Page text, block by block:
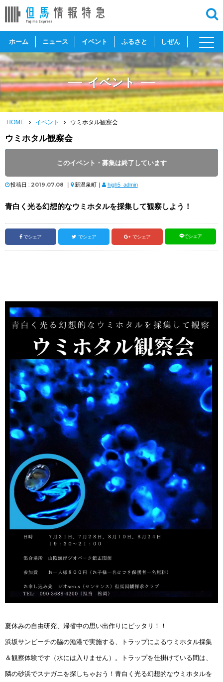
ホーム ニュース イベント ふるさと しぜん
toggle
イベント
HOME イベント ウミホタル観察会
ウミホタル観察会
このイベント・募集は終了しています
開催時間 : 19:30 ～ 21:00
投稿日 : 2019.07.08 ｜ 新温泉町｜ high5_admin
青白く光る幻想的なウミホタルを採集して観察しよう！
でシェア でシェア でシェア でシェア
夏休みの自由研究、帰省中の思い出作りにピッタリ！！
浜坂サンビーチの脇の漁港で実施する、トラップによるウミホタル採集
＆観察体験です（水には入りません）。トラップを仕掛けている間は、
隣の砂浜でスナガニを探しちゃおう！青白く光る幻想的なウミホタルを